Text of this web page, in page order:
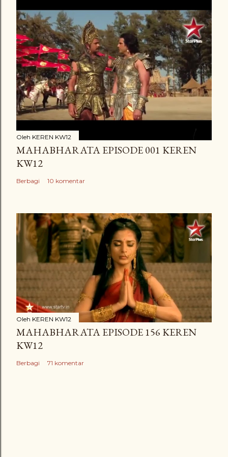
Oleh KEREN KW12
MAHABHARATA EPISODE 001 KEREN
KW12
Berbagi 10 komentar
Oleh KEREN KW12
MAHABHARATA EPISODE 156 KEREN
KW12
Berbagi 71 komentar